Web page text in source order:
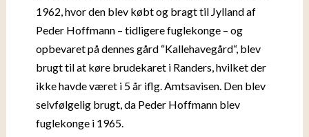
1962, hvor den blev købt og bragt til Jylland af
Peder Hoffmann – tidligere fuglekonge – og
opbevaret på dennes gård “Kallehavegård“, blev
brugt til at køre brudekaret i Randers, hvilket der
ikke havde været i 5 år iflg. Amtsavisen. Den blev
selvfølgelig brugt, da Peder Hoffmann blev
fuglekonge i 1965.